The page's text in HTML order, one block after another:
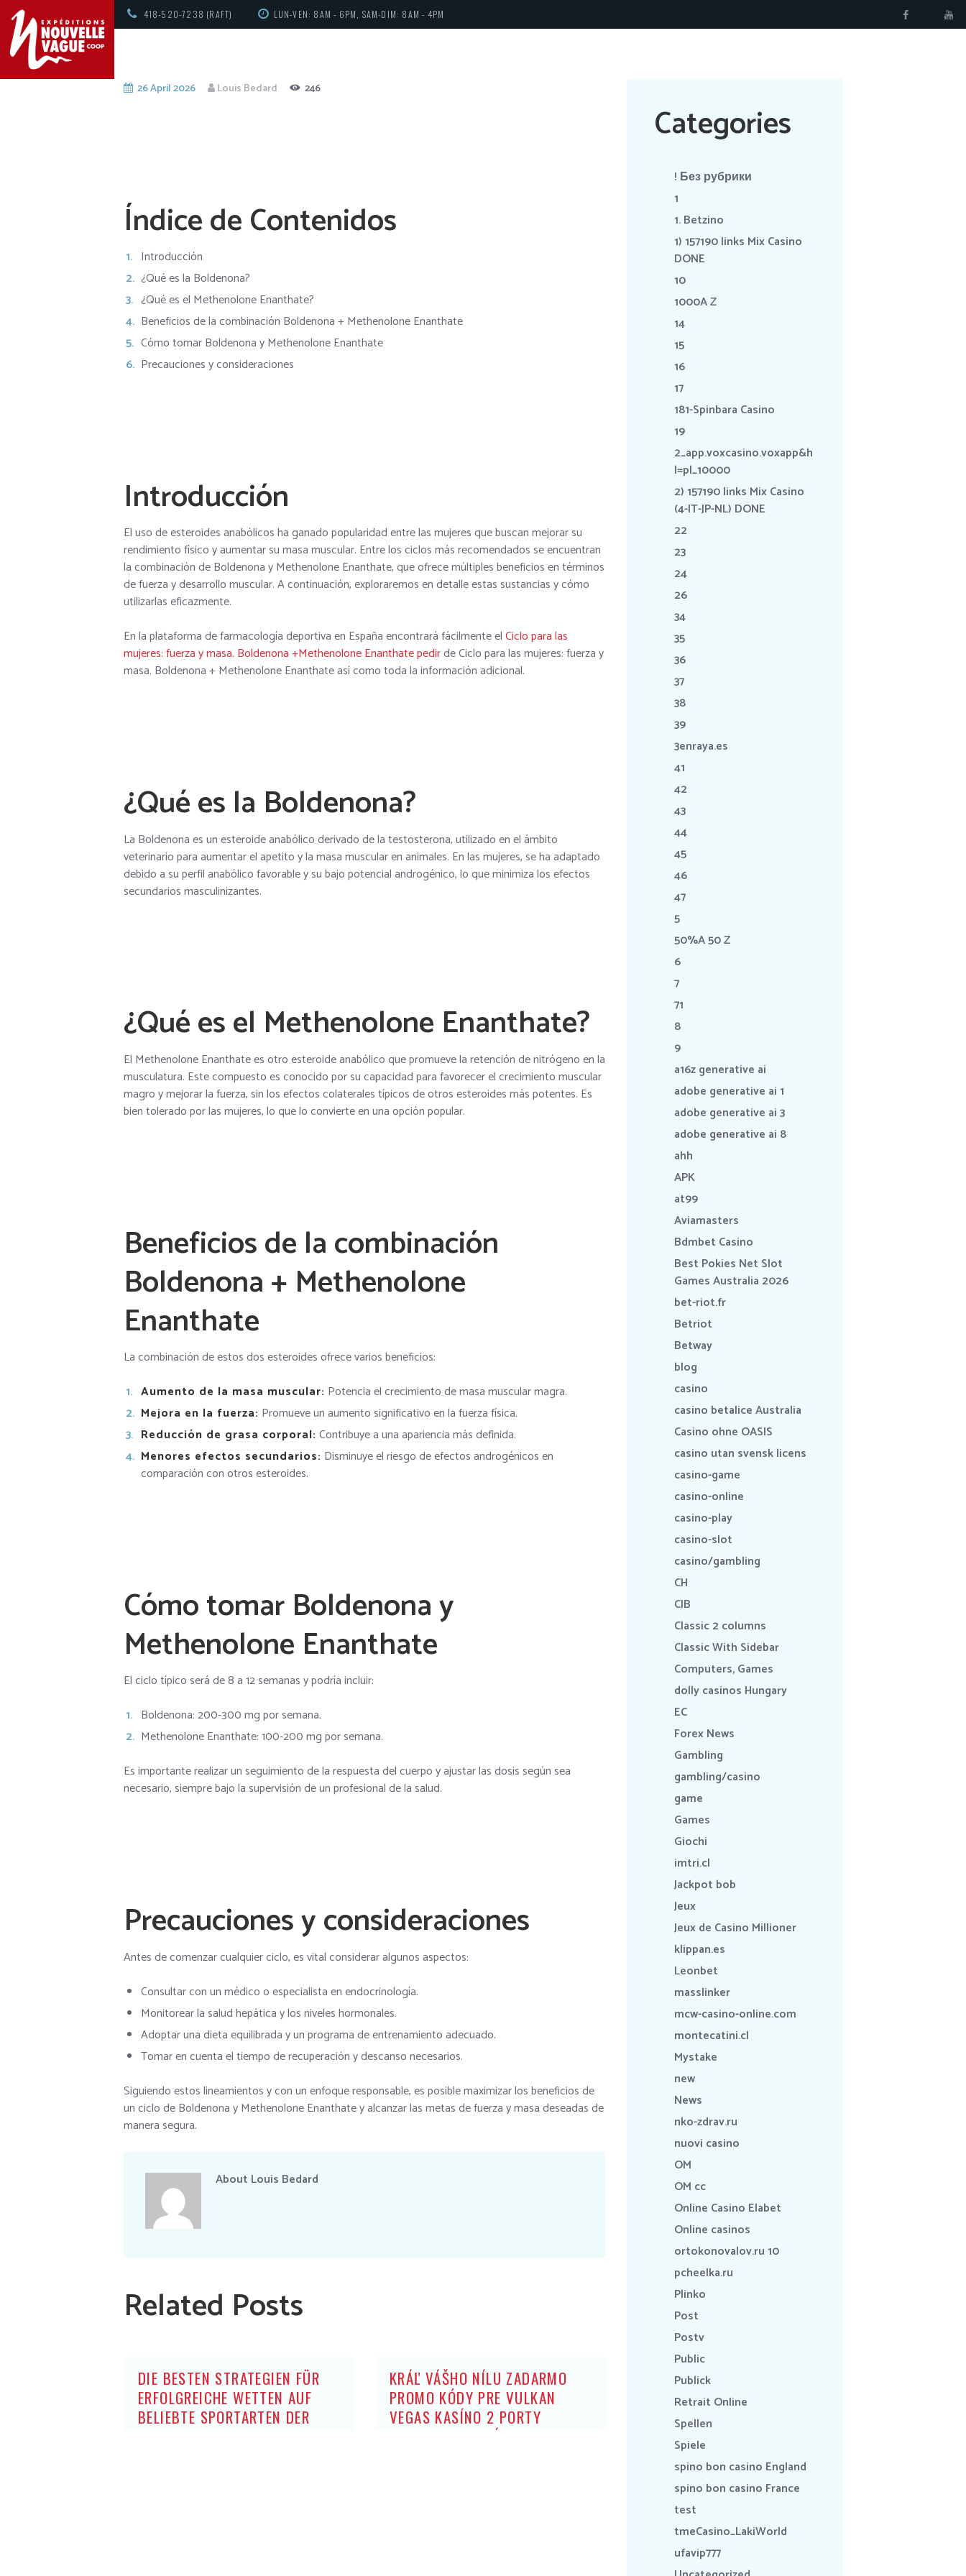
418-520-7238 (RAFT) LUN-VEN: 8AM - 6PM, SAM-DIM: 8AM - 4PM
26 April 2026 Louis Bedard 246
Índice de Contenidos
Introducción
¿Qué es la Boldenona?
¿Qué es el Methenolone Enanthate?
Beneficios de la combinación Boldenona + Methenolone Enanthate
Cómo tomar Boldenona y Methenolone Enanthate
Precauciones y consideraciones
Introducción
El uso de esteroides anabólicos ha ganado popularidad entre las mujeres que buscan mejorar su
rendimiento físico y aumentar su masa muscular. Entre los ciclos más recomendados se encuentran
la combinación de Boldenona y Methenolone Enanthate, que ofrece múltiples beneficios en términos
de fuerza y desarrollo muscular. A continuación, exploraremos en detalle estas sustancias y cómo
utilizarlas eficazmente.
En la plataforma de farmacología deportiva en España encontrará fácilmente elCiclo para las
mujeres: fuerza y masa. Boldenona +Methenolone Enanthate pedirde Ciclo para las mujeres: fuerza y
masa. Boldenona + Methenolone Enanthate así como toda la información adicional.
¿Qué es la Boldenona?
La Boldenona es un esteroide anabólico derivado de la testosterona, utilizado en el ámbito
veterinario para aumentar el apetito y la masa muscular en animales. En las mujeres, se ha adaptado
debido a su perfil anabólico favorable y su bajo potencial androgénico, lo que minimiza los efectos
secundarios masculinizantes.
¿Qué es el Methenolone Enanthate?
El Methenolone Enanthate es otro esteroide anabólico que promueve la retención de nitrógeno en la
musculatura. Este compuesto es conocido por su capacidad para favorecer el crecimiento muscular
magro y mejorar la fuerza, sin los efectos colaterales típicos de otros esteroides más potentes. Es
bien tolerado por las mujeres, lo que lo convierte en una opción popular.
Beneficios de la combinación
Boldenona + Methenolone
Enanthate
La combinación de estos dos esteroides ofrece varios beneficios:
Aumento de la masa muscular: Potencia el crecimiento de masa muscular magra.
Mejora en la fuerza: Promueve un aumento significativo en la fuerza física.
Reducción de grasa corporal: Contribuye a una apariencia más definida.
Menores efectos secundarios: Disminuye el riesgo de efectos androgénicos en
comparación con otros esteroides.
Cómo tomar Boldenona y
Methenolone Enanthate
El ciclo típico será de 8 a 12 semanas y podría incluir:
Boldenona: 200-300 mg por semana.
Methenolone Enanthate: 100-200 mg por semana.
Es importante realizar un seguimiento de la respuesta del cuerpo y ajustar las dosis según sea
necesario, siempre bajo la supervisión de un profesional de la salud.
Precauciones y consideraciones
Antes de comenzar cualquier ciclo, es vital considerar algunos aspectos:
Consultar con un médico o especialista en endocrinología.
Monitorear la salud hepática y los niveles hormonales.
Adoptar una dieta equilibrada y un programa de entrenamiento adecuado.
Tomar en cuenta el tiempo de recuperación y descanso necesarios.
Siguiendo estos lineamientos y con un enfoque responsable, es posible maximizar los beneficios de
un ciclo de Boldenona y Methenolone Enanthate y alcanzar las metas de fuerza y masa deseadas de
manera segura.
About Louis Bedard
Related Posts
DIE BESTEN STRATEGIEN FÜR
ERFOLGREICHE WETTEN AUF
BELIEBTE SPORTARTEN DER
KRÁĽ VÁŠHO NÍLU ZADARMO
PROMO KÓDY PRE VULKAN
VEGAS KASÍNO 2 PORTY
ZADARMO: BEZ ZÍSKANIA HRY
Categories
! Без рубрики
1
1. Betzino
1) 157190 links Mix Casino
DONE
10
1000A Z
14
15
16
17
181-Spinbara Casino
19
2_app.voxcasino.voxapp&h
l=pl_10000
2) 157190 links Mix Casino
(4-IT-JP-NL) DONE
22
23
24
26
34
35
36
37
38
39
3enraya.es
41
42
43
44
45
46
47
5
50%A 50 Z
6
7
71
8
9
a16z generative ai
adobe generative ai 1
adobe generative ai 3
adobe generative ai 8
ahh
APK
at99
Aviamasters
Bdmbet Casino
Best Pokies Net Slot
Games Australia 2026
bet-riot.fr
Betriot
Betway
blog
casino
casino betalice Australia
Casino ohne OASIS
casino utan svensk licens
casino-game
casino-online
casino-play
casino-slot
casino/gambling
CH
CIB
Classic 2 columns
Classic With Sidebar
Computers, Games
dolly casinos Hungary
EC
Forex News
Gambling
gambling/casino
game
Games
Giochi
imtri.cl
Jackpot bob
Jeux
Jeux de Casino Millioner
klippan.es
Leonbet
masslinker
mcw-casino-online.com
montecatini.cl
Mystake
new
News
nko-zdrav.ru
nuovi casino
OM
OM cc
Online Casino Elabet
Online casinos
ortokonovalov.ru 10
pcheelka.ru
Plinko
Post
Postv
Public
Publick
Retrait Online
Spellen
Spiele
spino bon casino England
spino bon casino France
test
tmeCasino_LakiWorld
ufavip777